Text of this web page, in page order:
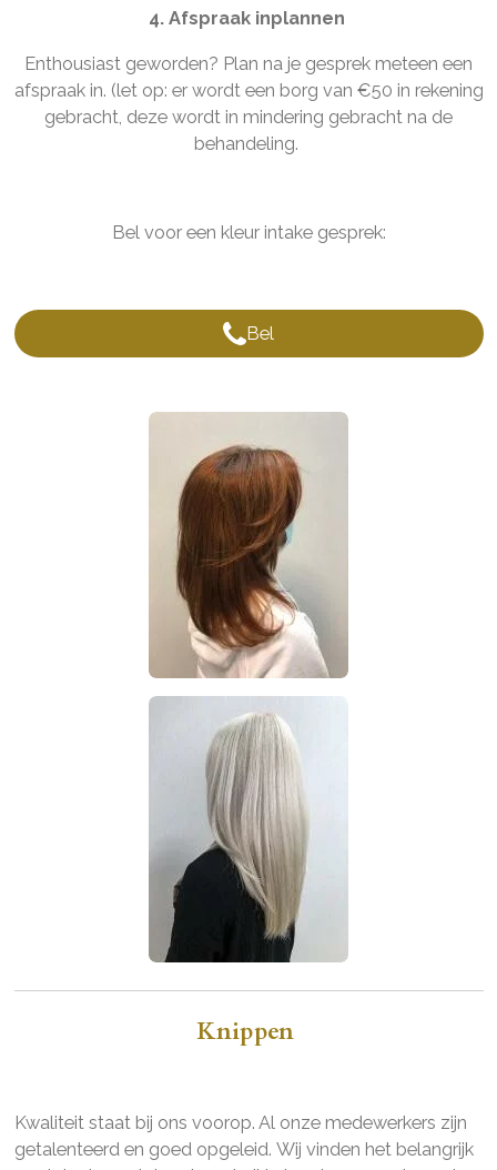
4. Afspraak inplannen
Enthousiast geworden? Plan na je gesprek meteen een
afspraak in. (let op: er wordt een borg van €50 in rekening
gebracht, deze wordt in mindering gebracht na de
behandeling.
Bel voor een kleur intake gesprek:
Bel
Knippen
Kwaliteit staat bij ons voorop. Al onze medewerkers zijn
getalenteerd en goed opgeleid. Wij vinden het belangrijk